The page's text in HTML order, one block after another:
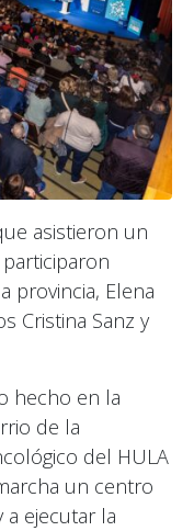
asistieron un
provincia, Elena
Cristina Sanz y
hecho en la
de la
del HULA
un centro
ejecutar la